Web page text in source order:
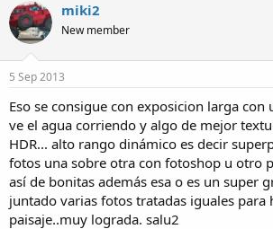
miki2
New member
5 Sep 2013
Eso se consigue con exposicion larga con
ve el agua corriendo y algo de mejor
HDR... alto rango dinámico es decir
fotos una sobre otra con fotoshop u otro
así de bonitas además esa o es un super
juntado varias fotos tratadas iguales para
paisaje..muy lograda. salu2